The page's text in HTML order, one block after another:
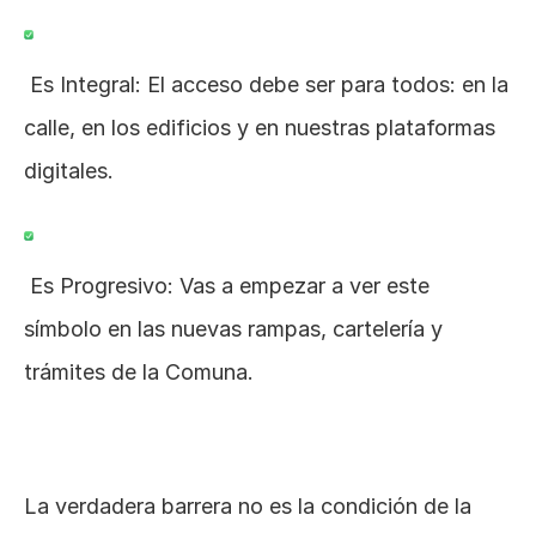
calle, en los edificios y en nuestras plataformas
digitales.
símbolo en las nuevas rampas, cartelería y
trámites de la Comuna.
La verdadera barrera no es la condición de la